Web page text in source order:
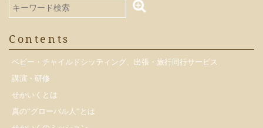
Contents
ベビー・チャイルドシッティング、出張・旅行同行サービス
講演・研修
せかいくとは
真の”グローバル人”とは